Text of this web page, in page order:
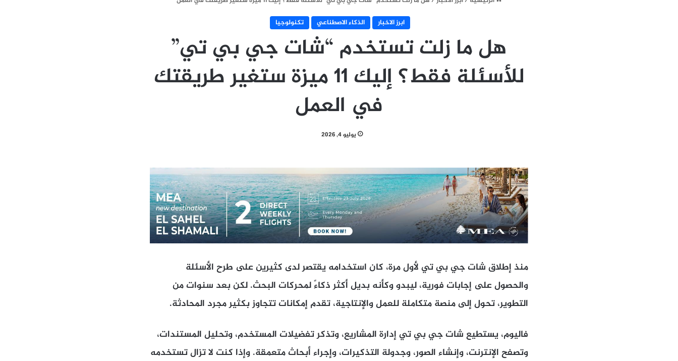
ابرز الاخبار
الذكاء الاصطناعي تكنولوجيا
هل ما زلت تستخدم “شات جي بي تي”
للأسئلة فقط؟ إليك 11 ميزة ستغير طريقتك
في العمل
يوليو 4, 2026
منذ إطلاق شات جي بي تي لأول مرة، كان استخدامه يقتصر لدى كثيرين على طرح الأسئلة
والحصول على إجابات فورية، ليبدو وكأنه بديل أكثر ذكاءً لمحركات البحث. لكن بعد سنوات من
التطوير، تحول إلى منصة متكاملة للعمل والإنتاجية، تقدم إمكانات تتجاوز بكثير مجرد المحادثة.
فاليوم، يستطيع شات جي بي تي إدارة المشاريع، وتذكر تفضيلات المستخدم، وتحليل المستندات،
وتصفح الإنترنت، وإنشاء الصور، وجدولة التذكيرات، وإجراء أبحاث متعمقة. وإذا كنت لا تزال تستخدمه